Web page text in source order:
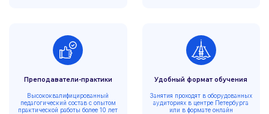
Преподаватели-практики
Высококвалифицированный
педагогический состав с опытом
практической работы более 10 лет
Удобный формат обучения
Занятия проходят в оборудованных
аудиториях в центре Петербурга
или в формате онлайн